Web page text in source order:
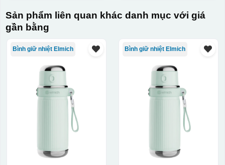
Sản phẩm liên quan khác danh mục với giá
gần bằng
Bình giữ nhiệt Elmich Bình giữ nhiệt Elmich